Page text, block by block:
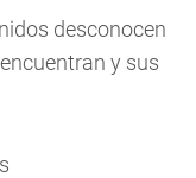
desconocen
y sus